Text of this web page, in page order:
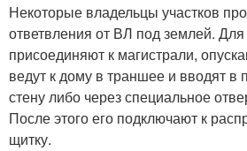
Некоторые владельцы участков
ответвления от ВЛ под землей. Для
присоединяют к магистрали,
ведут к дому в траншее и вводят
стену либо через специальное
После этого его подключают к
щитку.